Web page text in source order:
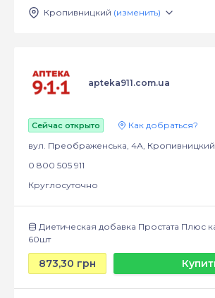
Кропивницкий (изменить)
apteka911.com.ua
Сейчас открыто
Как добраться?
вул. Преображенська, 4А, Кропивницкий
0 800 505 911
Круглосуточно
Диетическая добавка Простата Плюс
60шт
873,30 грн